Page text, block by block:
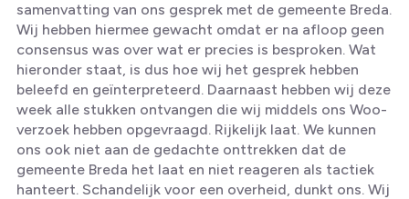
Onbereikbaar Breda: Ernstige
zorgen over onderbouwing en
uitvoering spitsafsluiting
Prinsenbeek
samenvatting van ons gesprek met de gemeente Breda.
Wij hebben hiermee gewacht omdat er na afloop geen
consensus was over wat er precies is besproken. Wat
hieronder staat, is dus hoe wij het gesprek hebben
beleefd en geïnterpreteerd. Daarnaast hebben wij deze
week alle stukken ontvangen die wij middels ons Woo-
verzoek hebben opgevraagd. Rijkelijk laat. We kunnen
ons ook niet aan de gedachte onttrekken dat de
gemeente Breda het laat en niet reageren als tactiek
hanteert. Schandelijk voor een overheid, dunkt ons. Wij